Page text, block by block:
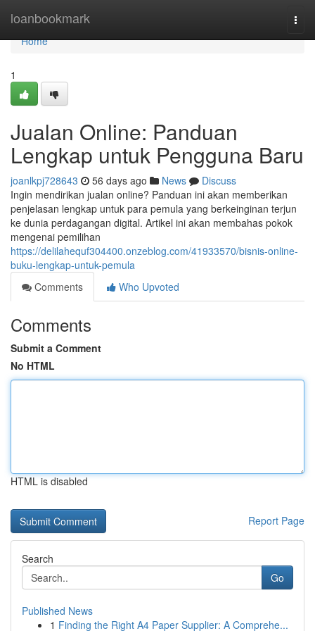
loanbookmark
Home
Home
1
Jualan Online: Panduan
Lengkap untuk Pengguna Baru
joanlkpj728643 56 days ago News
Discuss
Ingin mendirikan jualan online? Panduan ini akan memberikan
penjelasan lengkap untuk para pemula yang berkeinginan terjun
ke dunia perdagangan digital. Artikel ini akan membahas pokok
mengenai pemilihan
https://delilahequf304400.onzeblog.com/41933570/bisnis-online-
buku-lengkap-untuk-pemula
Comments
Who Upvoted
Comments
Submit a Comment
No HTML
HTML is disabled
Report Page
Search
Go
Published News
1 Finding the Right A4 Paper Supplier: A Comprehe...